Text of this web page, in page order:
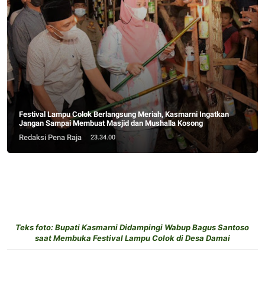
Festival Lampu Colok Berlangsung Meriah, Kasmarni Ingatkan
Jangan Sampai Membuat Masjid dan Mushalla Kosong
Redaksi Pena Raja
23.34.00
Teks foto: Bupati Kasmarni Didampingi Wabup Bagus Santoso
saat Membuka Festival Lampu Colok di Desa Damai